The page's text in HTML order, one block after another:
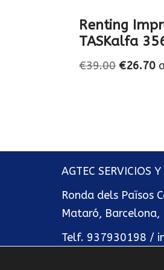
Renting
TASKalfa
€39.00 €26.70
AGTEC SERVICIOS
Ronda dels Països
Mataró, Barcelona,
Telf. 937930198 /